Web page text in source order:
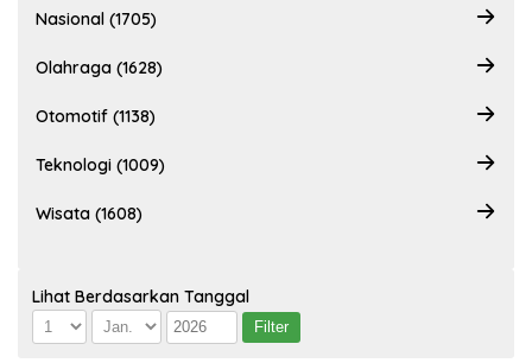
Nasional (1705)
Olahraga (1628)
Otomotif (1138)
Teknologi (1009)
Wisata (1608)
Lihat Berdasarkan Tanggal